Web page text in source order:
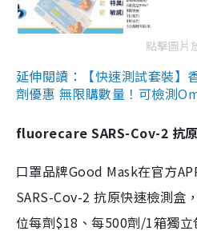
點擊圖片
延伸閱讀：【快速測試套裝】
劑優惠 無限購數量！可檢測
fluorecare SARS-Cov-2 抗
口罩品牌Good Mask在官方
SARS-Cov-2 抗原快速檢測盒
位每劑$18、每500劑/1箱獨立